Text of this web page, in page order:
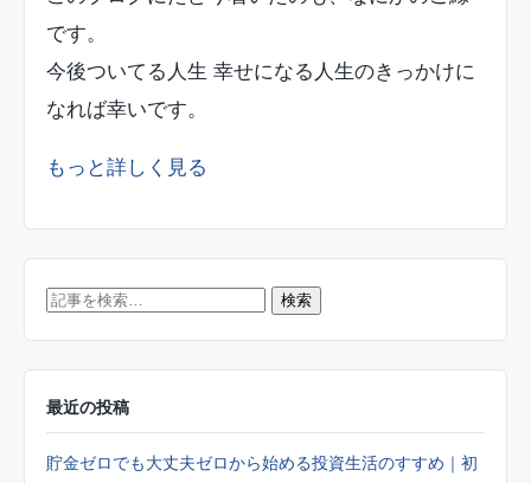
です。
今後ついてる人生 幸せになる人生のきっかけに
なれば幸いです。
もっと詳しく見る
記
事
を
検
索
検索
最近の投稿
貯金ゼロでも大丈夫ゼロから始める投資生活のすすめ｜初